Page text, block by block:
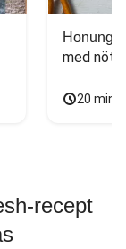
med
20
recept